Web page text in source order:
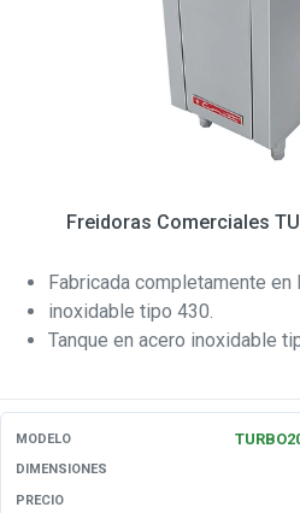
Freidoras Comerciales
Fabricada completamente en
inoxidable tipo 430.
Tanque en acero inoxidable
MODELO
DIMENSIONES
PRECIO